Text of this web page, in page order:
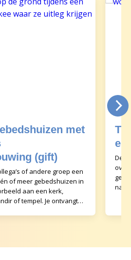
met
(gift)
of andere groep een
of meer gebedshuizen in
aan een kerk,
of tempel. Je ontvangt
en
De
over